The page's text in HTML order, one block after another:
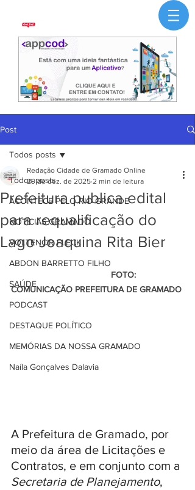
Post
Todos posts
ACONTECE PELO RIO GRANDE
NOTÍCIAS GRAMADO
VOLTENCIR FLECK
ABDON BARRETTO FILHO
SAÚDE
PODCAST
DESTAQUE POLÍTICO
MEMÓRIAS DA NOSSA GRAMADO
Naíla Gonçalves Dalavia
Todos posts
Prefeitura publica edital
para requalificação do
Lago Joaquina Rita Bier
Redação Cidade de Gramado Online
29 de dez. de 2025 2 min de leitura
COMUNICAÇÃO PREFEITURA DE GRAMADO
A Prefeitura de Gramado, por
meio da área de Licitações e
Contratos, e em conjunto com a
Secretaria de Planejamento,